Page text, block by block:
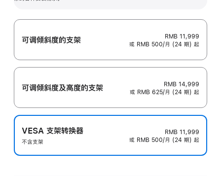
可调倾斜度的支架
RMB 11,999
或 RMB 500/月 (24 期) 起
可调倾斜度及高‍度的支‍架
RMB 14,999
或 RMB 625/月 (24 期) 起
VESA 支架转换器
不含支架
RMB 11,999
或 RMB 500/月 (24 期) 起